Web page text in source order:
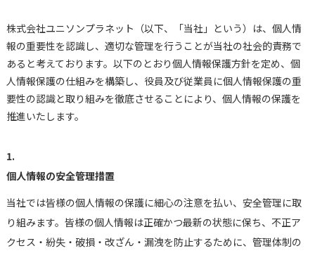
株式会社ユニソンプラネット（以下、「当社」という）は、個人情
報の重要性を認識し、適切な管理を行うことが当社の社会的責務で
あると考えております。以下のとおり個人情報保護方針を定め、個
人情報保護の仕組みを構築し、役員及び従業員に個人情報保護の重
要性の認識と取り組みを徹底させることにより、個人情報の保護を
推進いたします。
1.
個人情報の安全管理措置
当社では皆様の個人情報の保護に細心の注意を払い、安全管理に取
り組みます。皆様の個人情報は正確かつ最新の状態に保ち、不正ア
クセス・紛失・破損・改ざん・漏洩を防止するために、管理体制の